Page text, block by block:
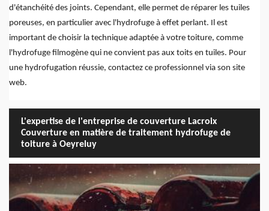
d'étanchéité des joints. Cependant, elle permet de réparer les tuiles
poreuses, en particulier avec l'hydrofuge à effet perlant. Il est
important de choisir la technique adaptée à votre toiture, comme
l'hydrofuge filmogène qui ne convient pas aux toits en tuiles. Pour
une hydrofugation réussie, contactez ce professionnel via son site
web.
L'expertise de l'entreprise de couverture Lacroix
Couverture en matière de traitement hydrofuge de
toiture à Oeyreluy